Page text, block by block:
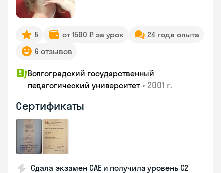
5 от 1590 ₽ за урок
24 года опыта
6 отзывов
Волгоградский государственный
педагогический университет • 2001 г.
Сертификаты
Сдала экзамен CAE и получила уровень С2